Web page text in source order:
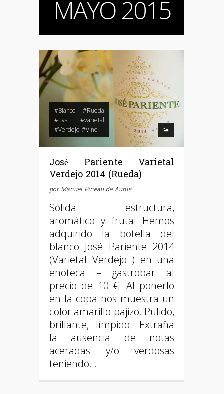
MAYO 2015
#Blanco
#Rueda
#uva
#varietal
#Verdejo #Vino
José Pariente Varietal
Verdejo 2014 (Rueda)
porManuel Pineau de Aunis
Sólida estructura,
aromático y frutal Hemos
adquirido la botella del
blanco José Pariente 2014
(Varietal Verdejo ) en una
enoteca – gastrobar al
precio de 10 €. Al ponerlo
en la copa nos muestra un
color amarillo pajizo. Pulido,
brillante, límpido. Extraña
la ausencia de notas
aceradas y/o verdosas
teniendo…